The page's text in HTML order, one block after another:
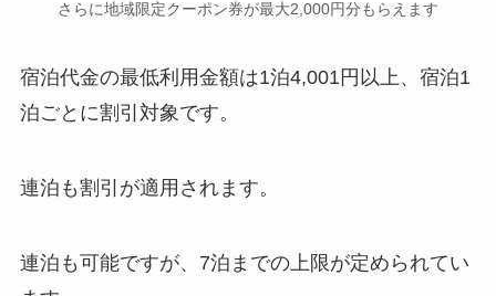
さらに地域限定クーポン券が最大2,000円分もらえます
宿泊代金の最低利用金額は1泊4,001円以上、宿泊1
泊ごとに割引対象です。
連泊も割引が適用されます。
連泊も可能ですが、7泊までの上限が定められてい